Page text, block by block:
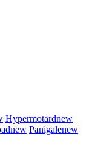
Hypermotardnew
new Panigalenew